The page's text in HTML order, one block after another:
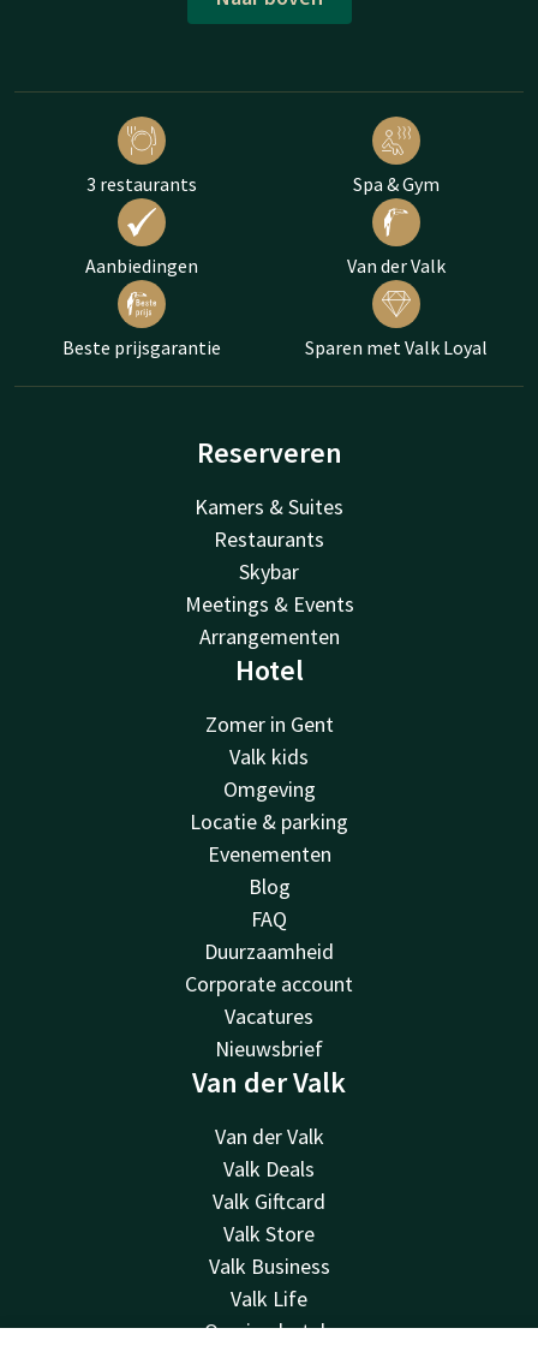
3 restaurants Spa & Gym
Aanbiedingen Van der Valk
Beste prijsgarantie Sparen met Valk Loyal
Reserveren
Kamers & Suites
Restaurants
Skybar
Meetings & Events
Arrangementen
Hotel
Zomer in Gent
Valk kids
Omgeving
Locatie & parking
Evenementen
Blog
FAQ
Duurzaamheid
Corporate account
Vacatures
Nieuwsbrief
Van der Valk
Van der Valk
Valk Deals
Valk Giftcard
Valk Store
Valk Business
Valk Life
Overige hotels